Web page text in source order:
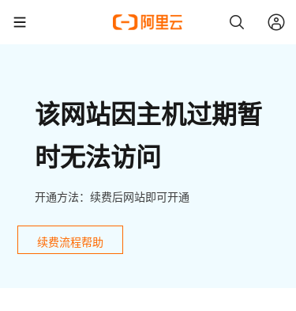
该网站因主机过期暂
时无法访问
开通方法：续费后网站即可开通
续费流程帮助